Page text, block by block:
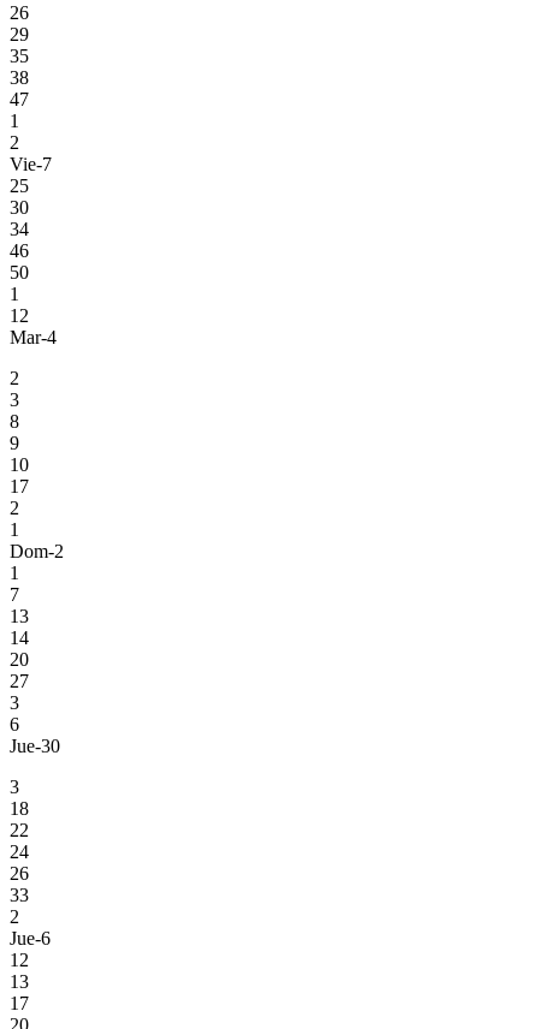
26
29
35
38
47
1
2
Vie-7
25
30
34
46
50
1
12
Mar-4
2
3
8
9
10
17
2
1
Dom-2
1
7
13
14
20
27
3
6
Jue-30
3
18
22
24
26
33
2
Jue-6
12
13
17
20